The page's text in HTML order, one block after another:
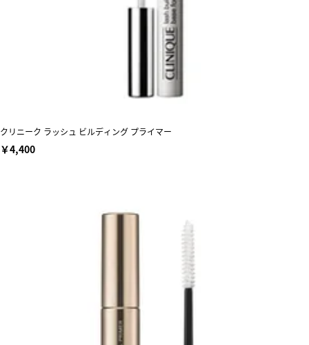
クリニーク ラッシュ ビルディング プライマー
￥4,400